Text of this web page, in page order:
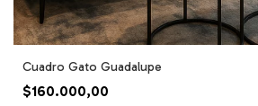
Cuadro Gato Guadalupe
$160.000,00